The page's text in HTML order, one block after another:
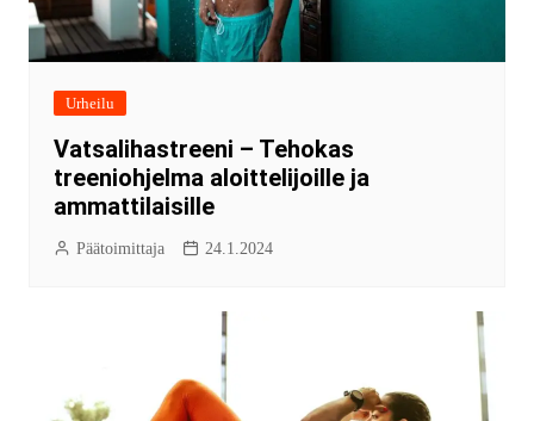
Urheilu
Vatsalihastreeni – Tehokas
treeniohjelma aloittelijoille ja
ammattilaisille
Päätoimittaja 24.1.2024